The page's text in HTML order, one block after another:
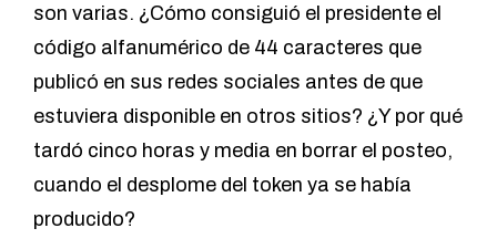
son varias. ¿Cómo consiguió el presidente el
código alfanumérico de 44 caracteres que
publicó en sus redes sociales antes de que
estuviera disponible en otros sitios? ¿Y por qué
tardó cinco horas y media en borrar el posteo,
cuando el desplome del token ya se había
producido?